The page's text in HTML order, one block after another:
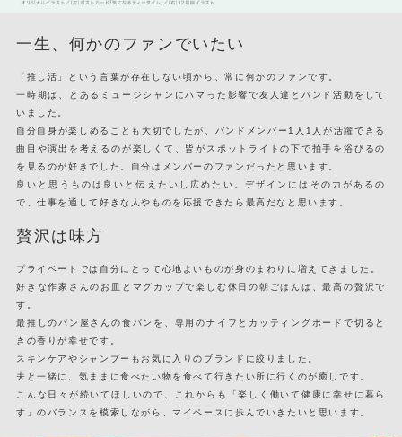
一生、何かのファンでいたい
「推し活」という言葉が存在しない頃から、常に何かのファンです。
一時期は、とあるミュージシャンにハマった影響で友人達とバンド活動をして
いました。
自分自身が楽しめることも大切でしたが、バンドメンバー1人1人が活躍できる
曲目や演出を考えるのが楽しくて、皆がスポットライトの下で拍手を浴びるの
を見るのが好きでした。自分はメンバーのファンだったと思います。
良いと思うものは良いと伝えたいし広めたい。デザインにはその力があるの
で、仕事を通して好きな人やものを応援できたら最高だなと思います。
贅沢は味方
プライベートでは自分にとって心地よいものが身のまわりに増えてきました。
好きな作家さんのお皿とマグカップで楽しむ休日の朝ごはんは、最高の贅沢で
す。
最推しのパン屋さんの食パンを、専用のナイフとカッティングボードで切ると
きの香りが幸せです。
スキンケアやシャンプーもお気に入りのブランドに絞りました。
夫と一緒に、気ままに食べたい物を食べて行きたい所に行くのが癒しです。
こんな日々が続いてほしいので、これからも「楽しく働いて健康に幸せに暮ら
す」のバランスを模索しながら、マイペースに歩んでいきたいと思います。